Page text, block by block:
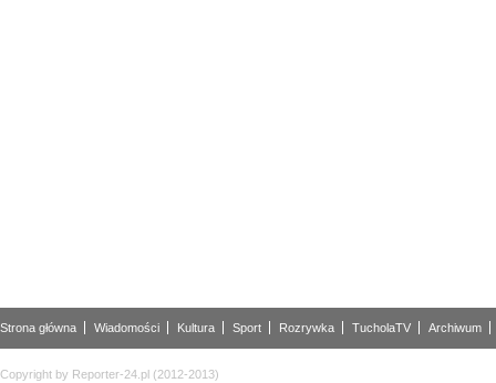
Strona główna Wiadomości Kultura Sport Rozrywka TucholaTV Archiwum
Copyright by Reporter-24.pl (2012-2013)